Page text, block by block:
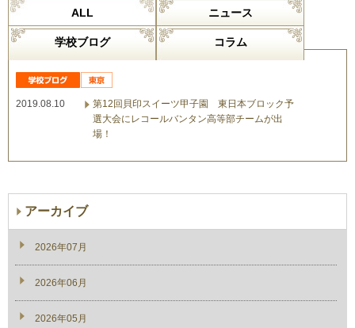
ALL ニュース
学校ブログ コラム
2019.08.10
第12回貝印スイーツ甲子園 東日本ブロック予
選大会にレコールバンタン高等部チームが出
場！
アーカイブ
2026年07月
2026年06月
2026年05月